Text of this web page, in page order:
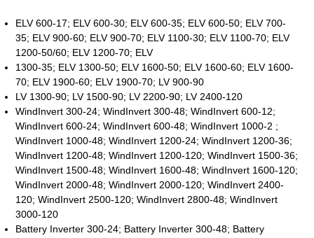
ELV 600-17; ELV 600-30; ELV 600-35; ELV 600-50; ELV 700-
35; ELV 900-60; ELV 900-70; ELV 1100-30; ELV 1100-70; ELV
1200-50/60; ELV 1200-70; ELV
1300-35; ELV 1300-50; ELV 1600-50; ELV 1600-60; ELV 1600-
70; ELV 1900-60; ELV 1900-70; LV 900-90
LV 1300-90; LV 1500-90; LV 2200-90; LV 2400-120
WindInvert 300-24; WindInvert 300-48; WindInvert 600-12;
WindInvert 600-24; WindInvert 600-48; WindInvert 1000-2 ;
WindInvert 1000-48; WindInvert 1200-24; WindInvert 1200-36;
WindInvert 1200-48; WindInvert 1200-120; WindInvert 1500-36;
WindInvert 1500-48; WindInvert 1600-48; WindInvert 1600-120;
WindInvert 2000-48; WindInvert 2000-120; WindInvert 2400-
120; WindInvert 2500-120; WindInvert 2800-48; WindInvert
3000-120
Battery Inverter 300-24; Battery Inverter 300-48; Battery